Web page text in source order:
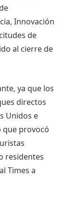
Innovación
de
al cierre de
ya que los
directos
Unidos e
que provocó
residentes
Times a